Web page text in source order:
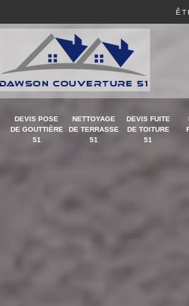
DEVIS POSE
DE GOUTTIÈRE
51
NETTOYAGE
DE TERRASSE
51
DEVIS FUITE
DE TOITURE
51